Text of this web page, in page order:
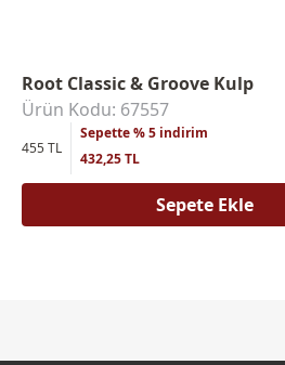
Root Classic & Groove Kulp
Ürün Kodu: 67557
455 TL
Sepette % 5 indirim
432,25 TL
Sepete Ekle